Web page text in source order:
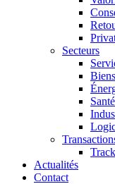
Secteurs
Santé
Actualités
Contact